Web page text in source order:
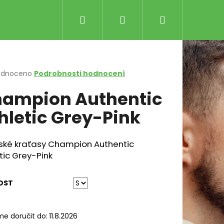
Přihlášení
košík
Podrobnosti hodnocení
Authentic
Grey-Pink
kraťasy Champion Authentic
Grey-Pink
doručit do: 11.8.2026
ČERNO-MODRÉ